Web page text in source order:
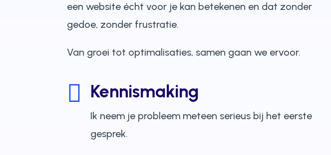
een website écht voor je kan betekenen en dat zonder
gedoe, zonder frustratie.
Van groei tot optimalisaties, samen gaan we ervoor.
 Kennismaking
Ik neem je probleem meteen serieus bij het eerste
gesprek.